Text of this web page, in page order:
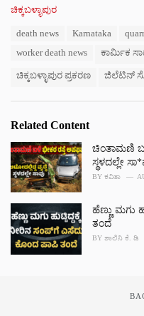
C
s
ಚಿಕ್ಕಬಳ್ಳಾಪುರ
death news Karnataka
worker death news
ಕಾರ್ಮಿಕ
ಚಿಕ್ಕಬಳ್ಳಾಪುರ ಪ್ರಕರಣ ಜಿಲೆಟಿನ್
Related Content
ಚಿಂತಾಮಣಿ
ಸ್ಥಳದಲ್ಲೇ
BY ಕವಿತಾ
ಹೆಣ್ಣು ಮಗು
ತಂದೆ
BY ಶಾಲಿನಿ ಕೆ. ಡಿ